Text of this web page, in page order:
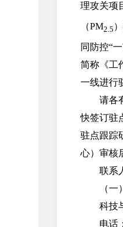
理攻关项
（PM2.5
同防控“
简称《工
一线进行
请各有
快签订驻
驻点跟踪
心）审核
联系人
（一）
科技与
电话：